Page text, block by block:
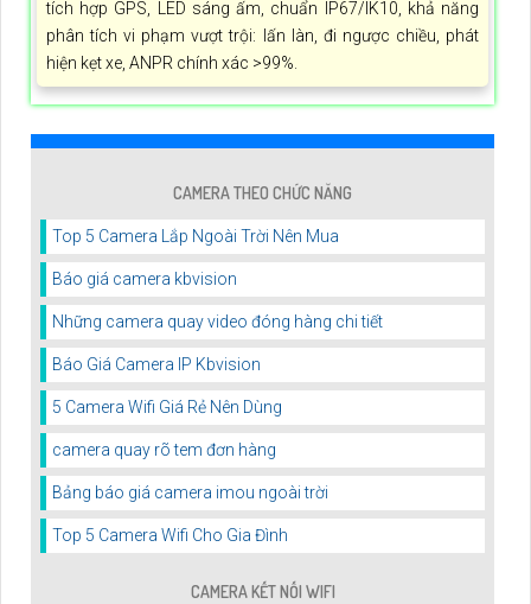
tích hợp GPS, LED sáng ấm, chuẩn IP67/IK10, khả năng
phân tích vi phạm vượt trội: lấn làn, đi ngược chiều, phát
hiện kẹt xe, ANPR chính xác >99%.
CAMERA THEO CHỨC NĂNG
Top 5 Camera Lắp Ngoài Trời Nên Mua
Báo giá camera kbvision
Những camera quay video đóng hàng chi tiết
Báo Giá Camera IP Kbvision
5 Camera Wifi Giá Rẻ Nên Dùng
camera quay rõ tem đơn hàng
Bảng báo giá camera imou ngoài trời
Top 5 Camera Wifi Cho Gia Đình
CAMERA KẾT NỐI WIFI